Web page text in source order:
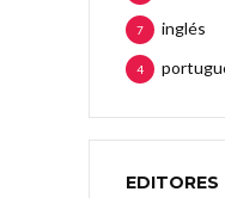
inglés
7
4
EDITORES